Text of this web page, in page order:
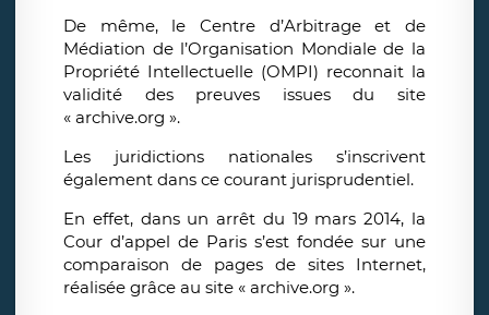
De même, le Centre d’Arbitrage et de
Médiation de l’Organisation Mondiale de la
Propriété Intellectuelle (OMPI) reconnait la
validité des preuves issues du site
« archive.org ».
Les juridictions nationales s’inscrivent
également dans ce courant jurisprudentiel.
En effet, dans un arrêt du 19 mars 2014, la
Cour d’appel de Paris s’est fondée sur une
comparaison de pages de sites Internet,
réalisée grâce au site « archive.org ».